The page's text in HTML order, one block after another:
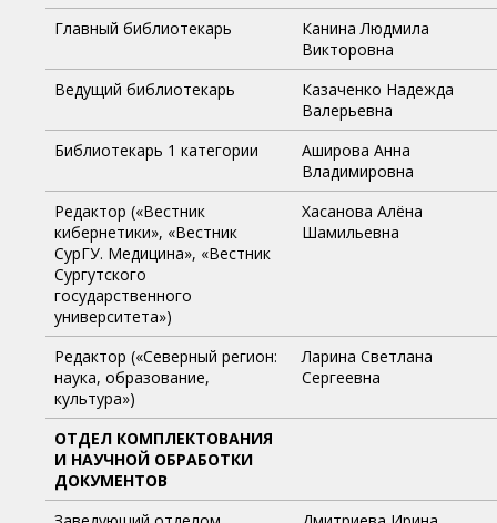
Главный библиотекарь
Канина Людмила
Викторовна
Ведущий библиотекарь
Казаченко Надежда
Валерьевна
Библиотекарь 1 категории
Аширова Анна
Владимировна
Редактор («Вестник
кибернетики», «Вестник
СурГУ. Медицина», «Вестник
Сургутского
государственного
университета»)
Хасанова Алёна
Шамильевна
Редактор («Северный регион:
наука, образование,
культура»)
Ларина Светлана
Сергеевна
ОТДЕЛ КОМПЛЕКТОВАНИЯ
И НАУЧНОЙ ОБРАБОТКИ
ДОКУМЕНТОВ